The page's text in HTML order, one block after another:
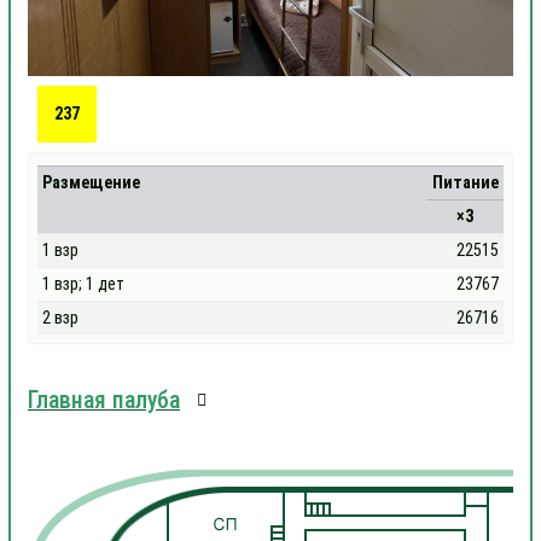
237
Размещение
Питание
×3
1 взр
22515
1 взр; 1 дет
23767
2 взр
26716
Главная палуба